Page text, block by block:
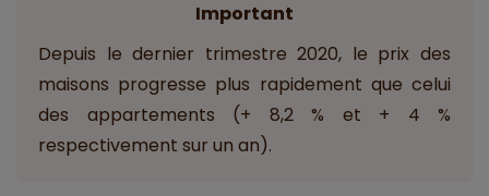
Important
Depuis le dernier trimestre 2020, le prix des
maisons progresse plus rapidement que celui
des appartements (+ 8,2 % et + 4 %
respectivement sur un an).